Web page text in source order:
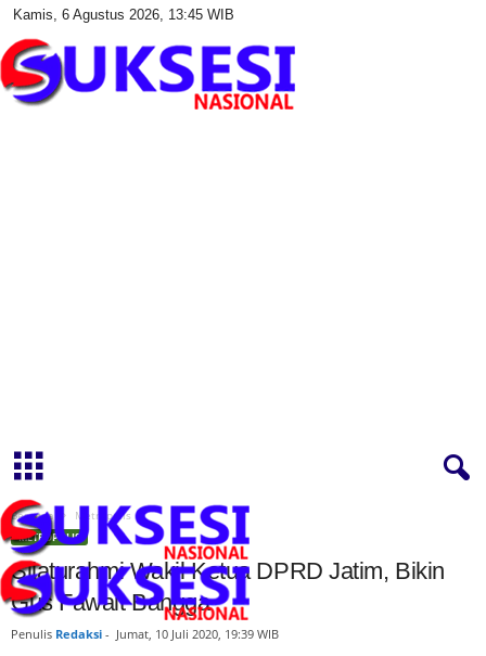
Kamis, 6 Agustus 2026, 13:45 WIB
Beranda Metropolis
METROPOLIS
Silaturahmi Wakil Ketua DPRD Jatim, Bikin
Gus Fawait Bangga
Penulis Redaksi - Jumat, 10 Juli 2020, 19:39 WIB